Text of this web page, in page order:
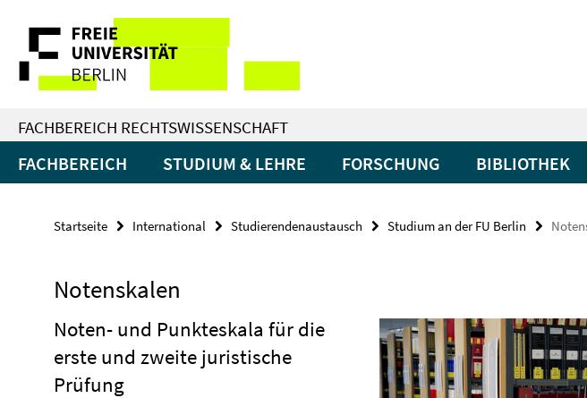
direkt
Inhalt
Service-
Navigation
FACHBEREICH RECHTSWISSENSCHAFT
FACHBEREICH STUDIUM & LEHRE FORSCHUNG BIBLIOTHEK
Startseite International Studierendenaustausch Studium an der FU Berlin
Notenskalen
Noten- und Punkteskala für die
erste und zweite juristische
Prüfung